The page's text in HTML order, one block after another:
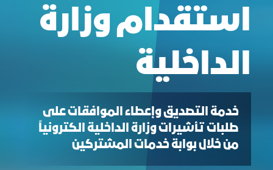
استقدام وزارة
الداخلية
خدمة التصديق وإعطاء الموافقات على
طلبات تأشيرات وزارة الداخلية الكترونياً
من خلال بوابة خدمات المشتركين